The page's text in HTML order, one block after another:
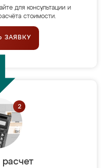
для консультации и
стоимости.
ЗАЯВКУ